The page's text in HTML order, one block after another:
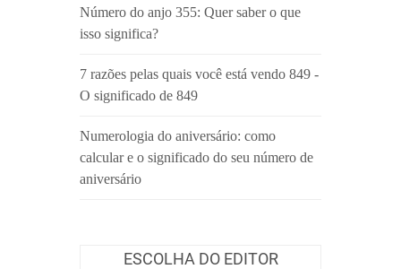
Número do anjo 355: Quer saber o que
isso significa?
7 razões pelas quais você está vendo 849 -
O significado de 849
Numerologia do aniversário: como
calcular e o significado do seu número de
aniversário
ESCOLHA DO EDITOR